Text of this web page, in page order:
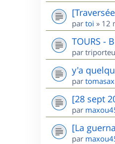
par toi » 12
TOURS -
par
y'a
par tomasax
[28 sept
par
[La
par